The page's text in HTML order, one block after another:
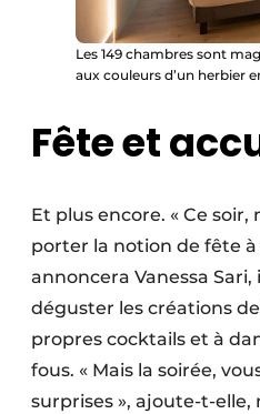
Les 149 chambres sont
aux couleurs d’un herbier
Fête et
Et plus encore. « Ce soir,
porter la notion de fête à
annoncera Vanessa
déguster les créations
propres cocktails et à
fous. « Mais la soirée,
surprises », ajoute-t-elle,